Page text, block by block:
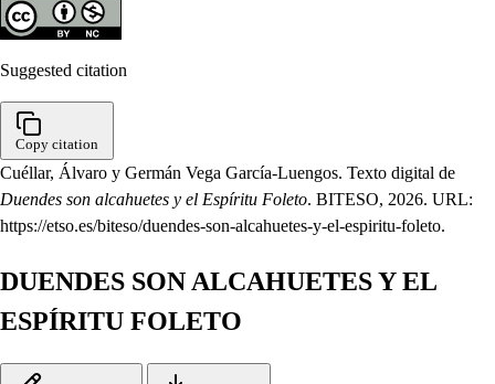
Suggested citation
Copy citation
Cuéllar, Álvaro y Germán Vega García-Luengos. Texto digital de
Duendes son alcahuetes y el Espíritu Foleto. BITESO, 2026. URL:
https://etso.es/biteso/duendes-son-alcahuetes-y-el-espiritu-foleto.
DUENDES SON ALCAHUETES Y EL
ESPÍRITU FOLETO